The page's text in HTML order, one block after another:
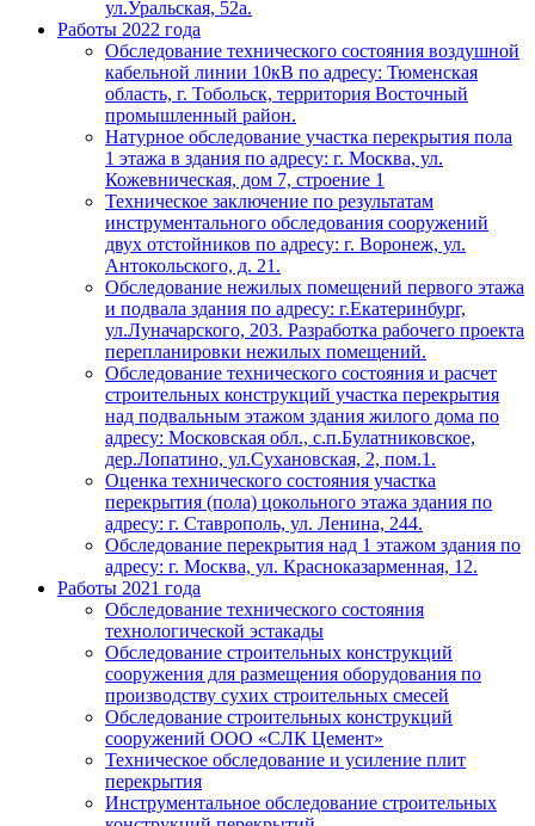
ул.Уральская, 52а.
Работы 2022 года
Обследование технического состояния воздушной
кабельной линии 10кВ по адресу: Тюменская
область, г. Тобольск, территория Восточный
промышленный район.
Натурное обследование участка перекрытия пола
1 этажа в здания по адресу: г. Москва, ул.
Кожевническая, дом 7, строение 1
Техническое заключение по результатам
инструментального обследования сооружений
двух отстойников по адресу: г. Воронеж, ул.
Антокольского, д. 21.
Обследование нежилых помещений первого этажа
и подвала здания по адресу: г.Екатеринбург,
ул.Луначарского, 203. Разработка рабочего проекта
перепланировки нежилых помещений.
Обследование технического состояния и расчет
строительных конструкций участка перекрытия
над подвальным этажом здания жилого дома по
адресу: Московская обл., с.п.Булатниковское,
дер.Лопатино, ул.Сухановская, 2, пом.1.
Оценка технического состояния участка
перекрытия (пола) цокольного этажа здания по
адресу: г. Ставрополь, ул. Ленина, 244.
Обследование перекрытия над 1 этажом здания по
адресу: г. Москва, ул. Красноказарменная, 12.
Работы 2021 года
Обследование технического состояния
технологической эстакады
Обследование строительных конструкций
сооружения для размещения оборудования по
производству сухих строительных смесей
Обследование строительных конструкций
сооружений ООО «СЛК Цемент»
Техническое обследование и усиление плит
перекрытия
Инструментальное обследование строительных